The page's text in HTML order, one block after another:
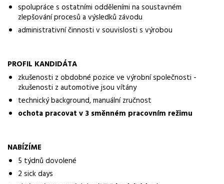
výroba
Lokalita nabídky
Zaměstnavatel / agentura
ManpowerGroup s.r.o.
Typ úvazku
Plný úvazek
37,5 hod./týden
spolupráce s ostatními odděleními na soustavném
zlepšování procesů a výsledků závodu
administrativní činnosti v souvislosti s výrobou
PROFIL KANDIDÁTA
zkušenosti z obdobné pozice ve výrobní společnosti -
zkušenosti z automotive jsou vítány
technický background, manuální zručnost
ochota pracovat v 3 směnném pracovním režimu
NABÍZÍME
5 týdnů dovolené
2 sick days